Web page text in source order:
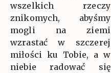
wszelkich rzeczy
znikomych, abyśmy
mogli na ziemi
wzrastać w szczerej
miłości ku Tobie, a w
niebie radować się